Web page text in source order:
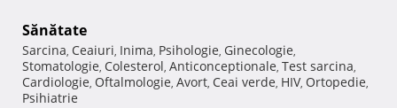
Sănătate
Sarcina, Ceaiuri, Inima, Psihologie, Ginecologie,
Stomatologie, Colesterol, Anticonceptionale, Test sarcina,
Cardiologie, Oftalmologie, Avort, Ceai verde, HIV, Ortopedie,
Psihiatrie